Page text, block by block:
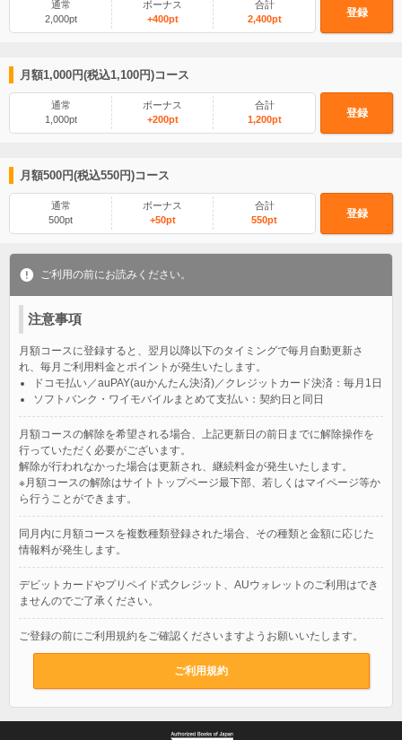
通常
2,000pt
ボーナス
+400pt
合計
2,400pt
登録
月額1,000円(税込1,100円)コース
通常
1,000pt
ボーナス
+200pt
合計
1,200pt
登録
月額500円(税込550円)コース
通常
500pt
ボーナス
+50pt
合計
550pt
登録
ご利用の前にお読みください。
注意事項
月額コースに登録すると、翌月以降以下のタイミングで毎月自動更新さ
れ、毎月ご利用料金とポイントが発生いたします。
ドコモ払い／auPAY(auかんたん決済)／クレジットカード決済：毎月1日
ソフトバンク・ワイモバイルまとめて支払い：契約日と同日
月額コースの解除を希望される場合、上記更新日の前日までに解除操作を
行っていただく必要がございます。
解除が行われなかった場合は更新され、継続料金が発生いたします。
※月額コースの解除はサイトトップページ最下部、若しくはマイページ等か
ら行うことができます。
同月内に月額コースを複数種類登録された場合、その種類と金額に応じた
情報料が発生します。
デビットカードやプリペイド式クレジット、AUウォレットのご利用はでき
ませんのでご了承ください。
ご登録の前にご利用規約をご確認くださいますようお願いいたします。
ご利用規約